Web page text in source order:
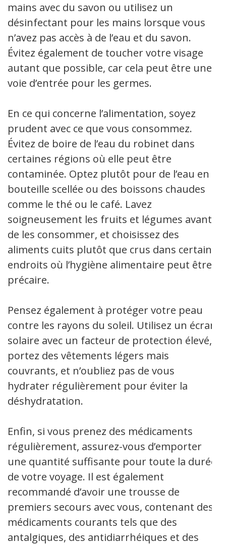
mains avec du savon ou utilisez un
désinfectant pour les mains lorsque vous
n’avez pas accès à de l’eau et du savon.
Évitez également de toucher votre visage
autant que possible, car cela peut être une
voie d’entrée pour les germes.
En ce qui concerne l’alimentation, soyez
prudent avec ce que vous consommez.
Évitez de boire de l’eau du robinet dans
certaines régions où elle peut être
contaminée. Optez plutôt pour de l’eau en
bouteille scellée ou des boissons chaudes
comme le thé ou le café. Lavez
soigneusement les fruits et légumes avant
de les consommer, et choisissez des
aliments cuits plutôt que crus dans certains
endroits où l’hygiène alimentaire peut être
précaire.
Pensez également à protéger votre peau
contre les rayons du soleil. Utilisez un écran
solaire avec un facteur de protection élevé,
portez des vêtements légers mais
couvrants, et n’oubliez pas de vous
hydrater régulièrement pour éviter la
déshydratation.
Enfin, si vous prenez des médicaments
régulièrement, assurez-vous d’emporter
une quantité suffisante pour toute la durée
de votre voyage. Il est également
recommandé d’avoir une trousse de
premiers secours avec vous, contenant des
médicaments courants tels que des
antalgiques, des antidiarrhéiques et des